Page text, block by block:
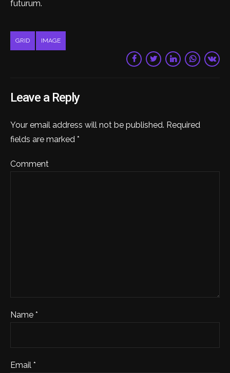
futurum.
GRID IMAGE
Leave a Reply
Your email address will not be published. Required
fields are marked *
Comment
Name *
Email *